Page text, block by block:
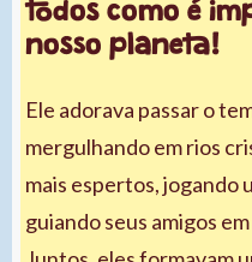
todos como é
nosso planeta!
Ele adorava passar o
mergulhando em rios
mais espertos, jogando
guiando seus amigos